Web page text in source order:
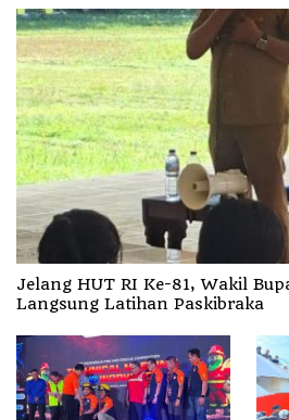
Jelang HUT RI Ke-81, Wakil
Langsung Latihan Paskibraka